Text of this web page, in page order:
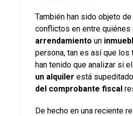
También han sido objeto de
conflictos en entre quiénes
arrendamiento un
persona, tan es así que los
han tenido que analizar si el
un alquiler está
del comprobante fiscal
De hecho en una reciente